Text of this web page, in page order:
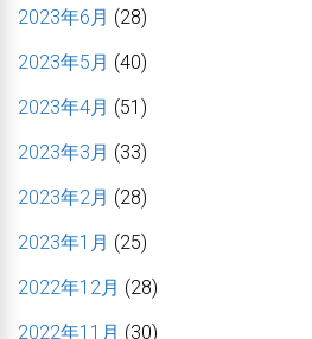
2023年6月 (28)
2023年5月 (40)
2023年4月 (51)
2023年3月 (33)
2023年2月 (28)
2023年1月 (25)
2022年12月 (28)
2022年11月 (30)